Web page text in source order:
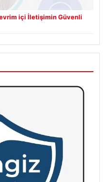
içi İletişimin Güvenli